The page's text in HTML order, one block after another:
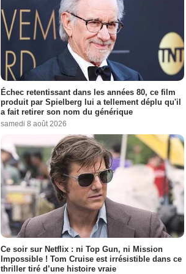
Échec retentissant dans les années 80, ce film
produit par Spielberg lui a tellement déplu qu'il
a fait retirer son nom du générique
samedi 8 août 2026
Ce soir sur Netflix : ni Top Gun, ni Mission
Impossible ! Tom Cruise est irrésistible dans ce
thriller tiré d’une histoire vraie